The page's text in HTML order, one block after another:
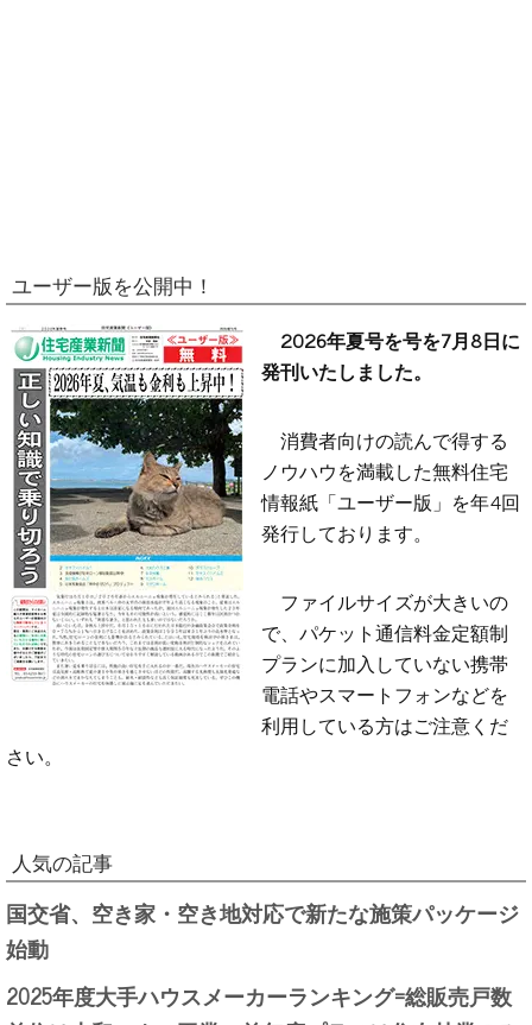
ユーザー版を公開中！
2026年夏号を号を7月8日に
発刊いたしました。
消費者向けの読んで得する
ノウハウを満載した無料住宅
情報紙「ユーザー版」を年4回
発行しております。
ファイルサイズが大きいの
で、パケット通信料金定額制
プランに加入していない携帯
電話やスマートフォンなどを
利用している方はご注意くだ
さい。
人気の記事
国交省、空き家・空き地対応で新たな施策パッケージ
始動
2025年度大手ハウスメーカーランキング=総販売戸数